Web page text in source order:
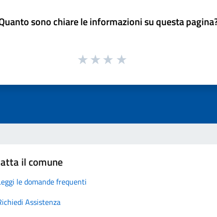
sono chiare le informazioni su questa
il comune
le domande frequenti
Assistenza